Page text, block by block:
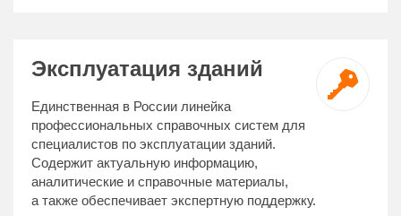
Эксплуатация зданий
Единственная в России линейка
профессиональных справочных систем для
специалистов по эксплуатации зданий.
Содержит актуальную информацию,
аналитические и справочные материалы,
а также обеспечивает экспертную поддержку.